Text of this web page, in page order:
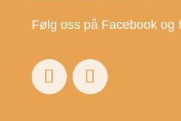
Følg oss på Facebook og